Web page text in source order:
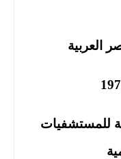
العربية
للمستشفيات